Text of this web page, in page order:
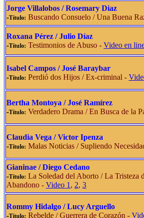
Jorge Villalobos / Rosemary Diaz
-Título: Buscando Consuelo / Una Buena
Roxana Pérez / Julio Díaz
-Título: Testimonios de Abuso - Video en
Isabel Campos / José Baraybar
-Título: Perdió dos Hijos / Ex-criminal -
Bertha Montoya /José Ramírez
-Título: Verdadero Drama /En Busca de la
Claudia Vega / Victor Ipenza
-Título: Malas Noticias / Supliendo
Gianinae / Diego Cedano
-Título: La Soledad del Aborto /La Tristeza
Abandono - Video 1 , 2, 3
Rommy Hidalgo / Lucy Arguello
-Título: Rebelde /Guerrera de Corazón -